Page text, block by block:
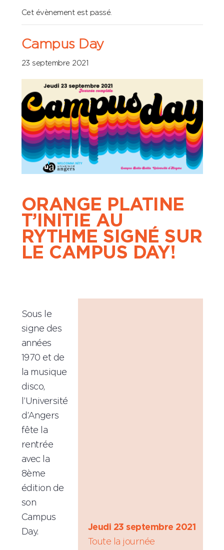
Cet évènement est passé.
Campus Day
23 septembre 2021
ORANGE PLATINE
T’INITIE AU
RYTHME SIGNÉ SUR
LE CAMPUS DAY!
Sous le
signe des
années
1970 et de
la musique
disco,
l’Université
d’Angers
fête la
rentrée
avec la
8ème
édition de
son
Campus
Day.
Jeudi 23 septembre 2021
Toute la journée